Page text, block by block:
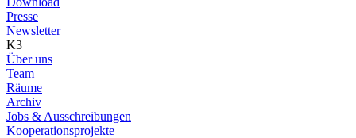
Presse
Newsletter
K3
Über uns
Team
Räume
Archiv
Jobs & Ausschreibungen
Kooperationsprojekte